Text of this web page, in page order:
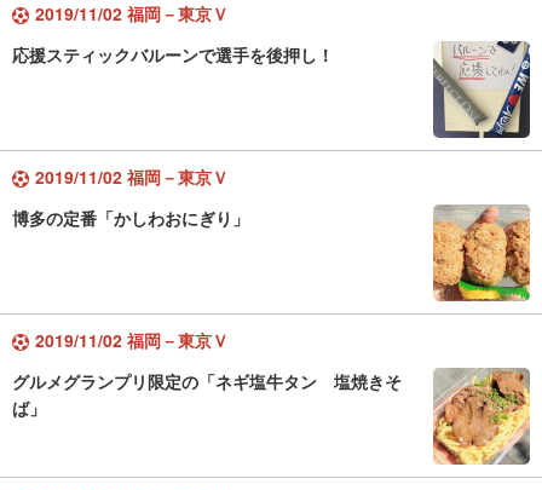
2019/11/02 福岡－東京Ｖ
応援スティックバルーンで選手を後押し！
2019/11/02 福岡－東京Ｖ
博多の定番「かしわおにぎり」
2019/11/02 福岡－東京Ｖ
グルメグランプリ限定の「ネギ塩牛タン 塩焼きそ
ば」